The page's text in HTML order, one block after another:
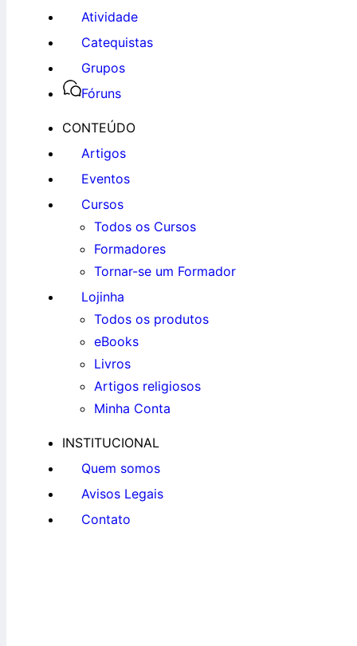
Atividade
Catequistas
Grupos
Fóruns
CONTEÚDO
Artigos
Eventos
Cursos
Todos os Cursos
Formadores
Tornar-se um Formador
Lojinha
Todos os produtos
eBooks
Livros
Artigos religiosos
Minha Conta
INSTITUCIONAL
Quem somos
Avisos Legais
Contato